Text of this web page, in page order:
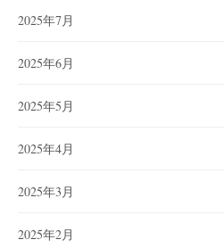
2025年7月
2025年6月
2025年5月
2025年4月
2025年3月
2025年2月